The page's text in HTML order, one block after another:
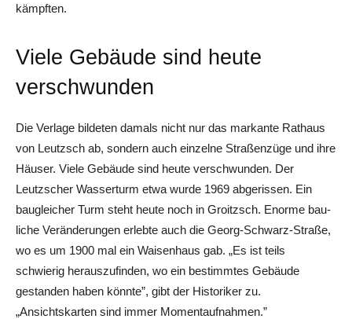
kämpften.
Viele Gebäude sind heute
verschwunden
Die Verlage bildeten damals nicht nur das markante Rathaus
von Leutzsch ab, sondern auch einzelne Straßenzüge und ihre
Häuser. Viele Gebäude sind heute verschwunden. Der
Leutzscher Wasserturm etwa wurde 1969 abgerissen. Ein
baugleicher Turm steht heute noch in Groitzsch. Enorme bau­
liche Veränderungen erlebte auch die Georg-Schwarz-Straße,
wo es um 1900 mal ein Waisenhaus gab. „Es ist teils
schwierig herauszufinden, wo ein bestimmtes Gebäude
gestanden haben könnte”, gibt der Historiker zu.
„Ansichtskarten sind immer Momentaufnahmen.”